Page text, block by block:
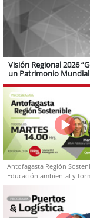
Visión Regional 2026
un Patrimonio Mundial
Antofagasta Región
Educación ambiental y
capacidades técnicas